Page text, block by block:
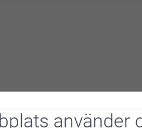
använder